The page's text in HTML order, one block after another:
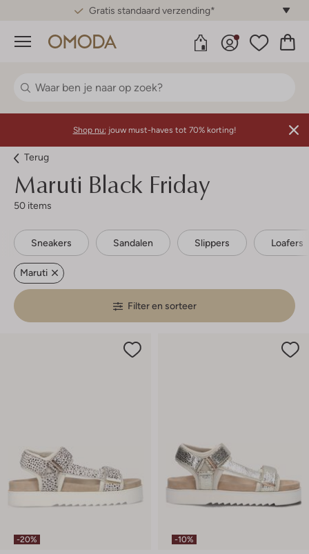
Gratis standaard verzending*
Menu
Shop nu: jouw must-haves tot 70% korting!
Terug
Maruti Black Friday
50 items
Sneakers Sandalen Slippers Loafers
Maruti
Filter en sorteer
-20% -10%